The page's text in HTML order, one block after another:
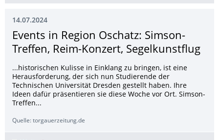
14.07.2024
Events in Region Oschatz: Simson-
Treffen, Reim-Konzert, Segelkunstflug
...historischen Kulisse in Einklang zu bringen, ist eine
Herausforderung, der sich nun Studierende der
Technischen Universität Dresden gestellt haben. Ihre
Ideen dafür präsentieren sie diese Woche vor Ort. Simson-
Treffen...
Quelle: torgauerzeitung.de